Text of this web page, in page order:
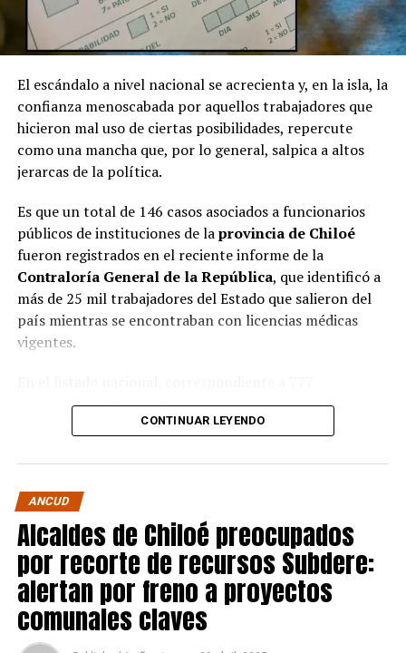
El escándalo a nivel nacional se acrecienta y, en la isla, la
confianza menoscabada por aquellos trabajadores que
hicieron mal uso de ciertas posibilidades, repercute
como una mancha que, por lo general, salpica a altos
jerarcas de la política.
Es que un total de 146 casos asociados a funcionarios
públicos de instituciones de laprovincia de Chiloé
fueron registrados en el reciente informe de la
Contraloría General de la República, que identificó a
más de 25 mil trabajadores del Estado que salieron del
país mientras se encontraban con licencias médicas
vigentes.
organismos públicos, figuran varias entidades del
Municipalidad de Castro
dentro de la provincia. Le siguen laCorporación
Municipal de Quellón
Municipal de Curaco de Vélez
Salud Chiloé , con 11 . También figuran la
Municipalidad de Ancud, con5 casos; la
Municipalidad de Quellóny laMunicipalidad de
Puqueldón , con4 cada una ; la Municipalidad de
Curaco de Vélez, con2; y la
Quinchao
CONTINUAR LEYENDO
ANCUD
Alcaldes de Chiloé preocupados
por recorte de recursos Subdere:
alertan por freno a proyectos
comunales claves